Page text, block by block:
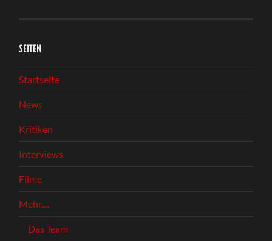
SEITEN
Startseite
News
Kritiken
Interviews
Filme
Mehr…
Das Team